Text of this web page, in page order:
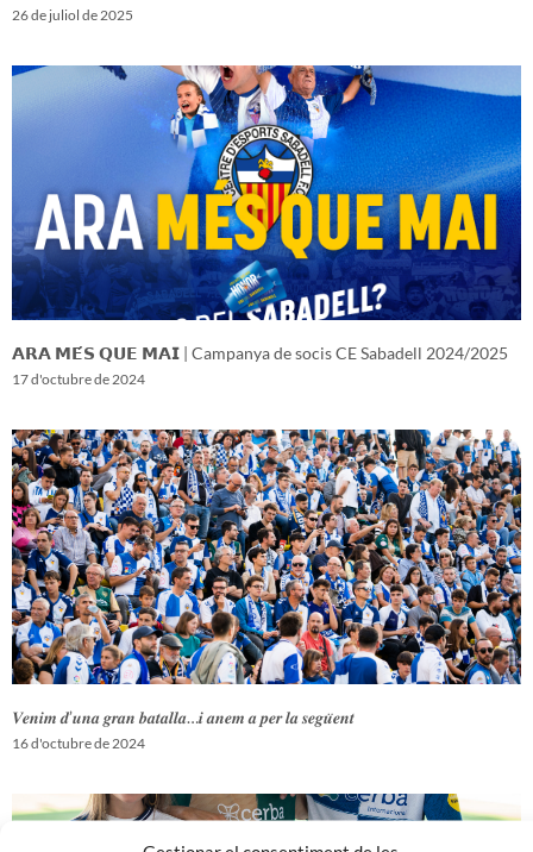
26 de juliol de 2025
𝗔𝗥𝗔 𝗠𝗘́𝗦 𝗤𝗨𝗘 𝗠𝗔𝗜 | Campanya de socis CE Sabadell 2024/2025
17 d'octubre de 2024
𝑽𝒆𝒏𝒊𝒎 𝒅’𝒖𝒏𝒂 𝒈𝒓𝒂𝒏 𝒃𝒂𝒕𝒂𝒍𝒍𝒂…𝒊 𝒂𝒏𝒆𝒎 𝒂 𝒑𝒆𝒓 𝒍𝒂 𝒔𝒆𝒈𝒖̈𝒆𝒏𝒕
16 d'octubre de 2024